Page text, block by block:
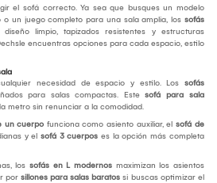
el sofá correcto. Ya sea que busques un modelo
un juego completo para una sala amplia, los sofás
diseño limpio, tapizados resistentes y estructuras
encuentras opciones para cada espacio, estilo
necesidad de espacio y estilo. Los sofás
para salas compactas. Este sofá para sala
metro sin renunciar a la comodidad.
un cuerpo funciona como asiento auxiliar, el sofá de
y el sofá 3 cuerpos es la opción más completa
los sofás en L modernos maximizan los asientos
por sillones para salas baratos si buscas optimizar el